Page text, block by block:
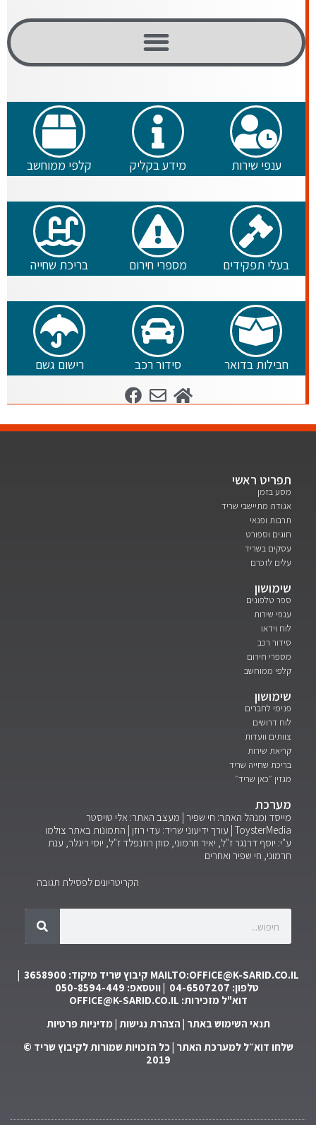
ענפי שירות מידע בקליק קלפי ממוחשב
בעלי תפקידים מספרי חירום בריכת שחייה
חבילות בדואר סידור רכב רישום גשם
תפריט ראשי
מסע בזמן
אגודת מתיישבי שריד
תרבות ופנאי
חוגים וספורט
עסקים בשריד
עלים לזכרם
שימושון
ספר טלפונים
ענפי שירות
לוח וידאו
סידור רכב
מספרי חירום
קלפי ממוחשב
שימושון
פנימי לחברים
לוח דרושים
צוותים וועדות
קריאת שירות
בריכת שחייה שריד
מגזין ״כאן שריד״
מערכת
מייסד ומנהל האתר: חי שפיר | מעצב האתר: אלי טויסטר
ToysterMedia | עורך ידיעוני שריד: עדי רוזן | התמונות באתר צולמו
ע"י: יוסף דרנגר ז"ל, יאיר חרמוני, סוזן רוזנפלד ז"ל, יוסי ריגלר, ענת
חרמוני, חי שפיר ואחרים
הקריטריונים לפסילת תגובה
MAILTO:OFFICE@K-SARID.CO.IL
טלפון: 04-6507207 | ווטסאפ: 050-8594-449
דוא"ל מזכירות: OFFICE@K-SARID.CO.IL
תנאי השימוש באתר הצהרת נגישות מדיניות פרטיות
שלחו דוא״ל למערכת האתר | כל הזכויות שמורות לקיבוץ שריד ©
2019